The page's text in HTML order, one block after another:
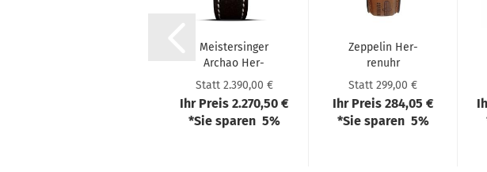
Meis­ter­sin­ger
Ar­chao Her­
ren­uhr
AR902BL
Statt 2.390,00 €
Ihr Preis 2.270,50 €
*Sie sparen 5%
Zep­pe­lin Her­
ren­uhr
100Jahre Médi­
ter­ranée...
Statt 299,00 €
Ihr Preis 284,05 €
*Sie sparen 5%